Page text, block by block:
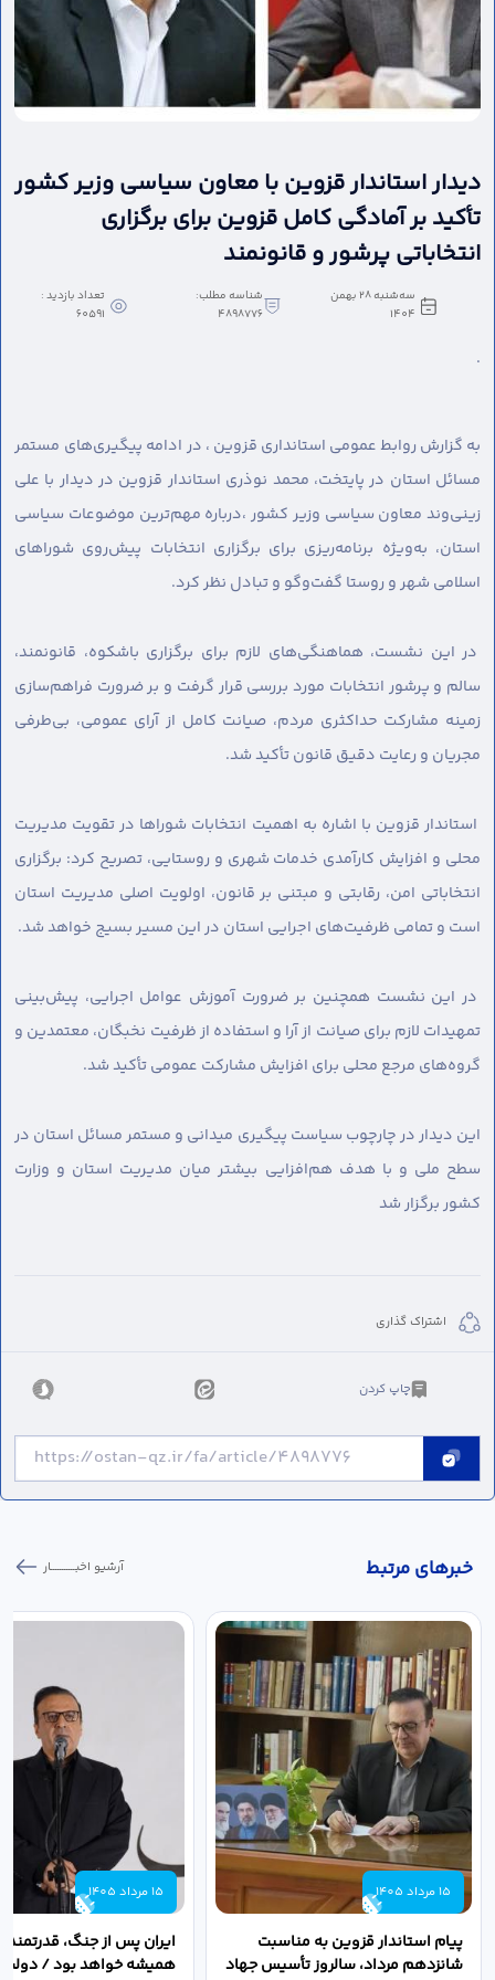
دیدار استاندار قزوین با معاون سیاسی وزیر کشور
تأکید بر آمادگی کامل قزوین برای برگزاری
انتخاباتی پرشور و قانونمند
سه‌شنبه 28 بهمن
1404
شناسه مطلب:
4898776
تعداد بازدید :
60591
.
به گزارش روابط عمومی استانداری قزوین ، در ادامه پیگیری‌های مستمر
مسائل استان در پایتخت، محمد نوذری استاندار قزوین در دیدار با علی
زینی‌وند معاون سیاسی وزیر کشور ،درباره مهم‌ترین موضوعات سیاسی
استان، به‌ویژه برنامه‌ریزی برای برگزاری انتخابات پیش‌روی شوراهای
اسلامی شهر و روستا گفت‌وگو و تبادل نظر کرد.
در این نشست، هماهنگی‌های لازم برای برگزاری باشکوه، قانونمند،
سالم و پرشور انتخابات مورد بررسی قرار گرفت و بر ضرورت فراهم‌سازی
زمینه مشارکت حداکثری مردم، صیانت کامل از آرای عمومی، بی‌طرفی
مجریان و رعایت دقیق قانون تأکید شد.
استاندار قزوین با اشاره به اهمیت انتخابات شوراها در تقویت مدیریت
محلی و افزایش کارآمدی خدمات شهری و روستایی، تصریح کرد: برگزاری
انتخاباتی امن، رقابتی و مبتنی بر قانون، اولویت اصلی مدیریت استان
است و تمامی ظرفیت‌های اجرایی استان در این مسیر بسیج خواهد شد.
در این نشست همچنین بر ضرورت آموزش عوامل اجرایی، پیش‌بینی
تمهیدات لازم برای صیانت از آرا و استفاده از ظرفیت نخبگان، معتمدین و
گروه‌های مرجع محلی برای افزایش مشارکت عمومی تأکید شد.
این دیدار در چارچوب سیاست پیگیری میدانی و مستمر مسائل استان در
سطح ملی و با هدف هم‌افزایی بیشتر میان مدیریت استان و وزارت
کشور برگزار شد
اشتراک گذاری
چاپ کردن
خبر‌های مرتبط آرشیو اخبـــــــــــار
15 مرداد 1405
پیام استاندار قزوین به مناسبت
شانزدهم مرداد، سالروز تأسیس جهاد
15 مرداد 1405
ایران پس از جنگ،
همیشه خواهد بود / دولت